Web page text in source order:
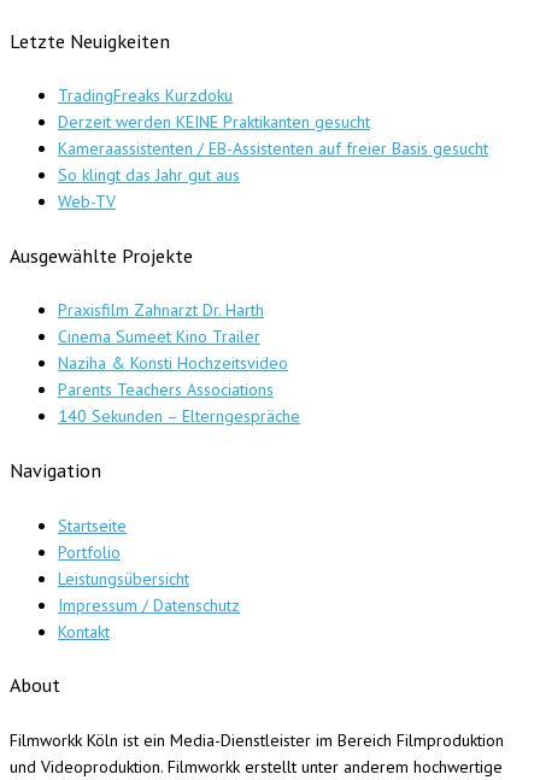
Letzte Neuigkeiten
TradingFreaks Kurzdoku
Derzeit werden KEINE Praktikanten gesucht
Kameraassistenten / EB-Assistenten auf freier Basis gesucht
So klingt das Jahr gut aus
Web-TV
Ausgewählte Projekte
Praxisfilm Zahnarzt Dr. Harth
Cinema Sumeet Kino Trailer
Naziha & Konsti Hochzeitsvideo
Parents Teachers Associations
140 Sekunden – Elterngespräche
Navigation
Startseite
Portfolio
Leistungsübersicht
Impressum / Datenschutz
Kontakt
About
Filmworkk Köln ist ein Media-Dienstleister im Bereich Filmproduktion
und Videoproduktion. Filmworkk erstellt unter anderem hochwertige